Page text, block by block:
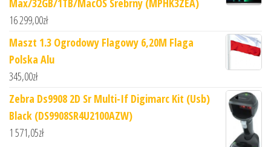
16 299,00zł
Maszt 1.3 Ogrodowy Flagowy 6,20M Flaga
Polska Alu
345,00zł
Zebra Ds9908 2D Sr Multi-If Digimarc Kit (Usb)
Black (DS9908SR4U2100AZW)
1 571,05zł